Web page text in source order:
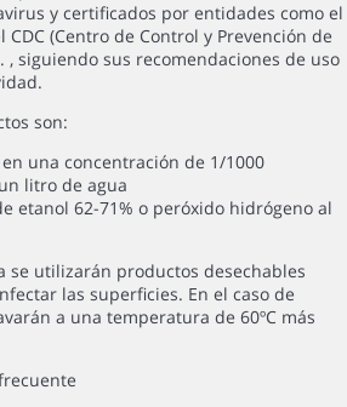
y certificados por entidades como el
CDC (Centro de Control y Prevención de
, siguiendo sus recomendaciones de uso
son:
una concentración de 1/1000
litro de agua
etanol 62-71% o peróxido hidrógeno al
se utilizarán productos desechables
las superficies. En el caso de
a una temperatura de 60ºC más